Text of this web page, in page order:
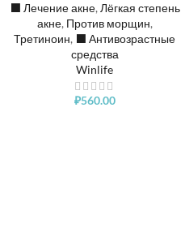
⬛️ Лечение акне, Лёгкая степень
акне, Против морщин,
Третиноин, ⬛️ Антивозрастные
средства
Winlife
₽560.00